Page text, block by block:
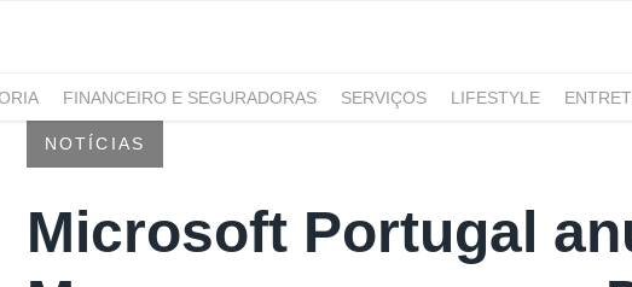
FINANCEIRO E SEGURADORAS SERVIÇOS LIFESTYLE
ARQUITETURA
NOTÍCIAS
Microsoft Portugal